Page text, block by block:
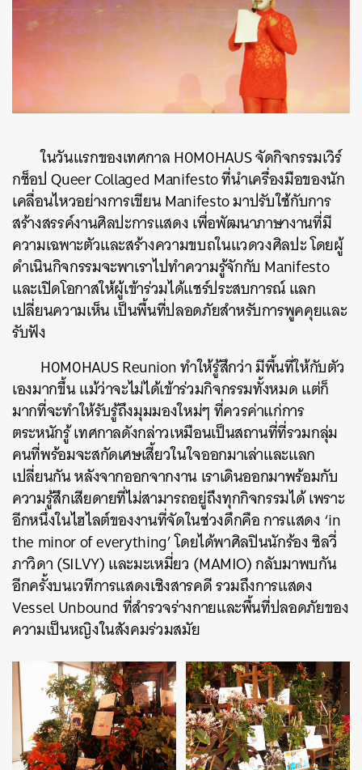
ในวันแรกของเทศกาล H0M0HAUS จัดกิจกรรมเวิร์
กช็อป Queer Collaged Manifesto ที่นำเครื่องมือของนัก
เคลื่อนไหวอย่างการเขียน Manifesto มาปรับใช้กับการ
สร้างสรรค์งานศิลปะการแสดง เพื่อพัฒนาภาษางานที่มี
ความเฉพาะตัวและสร้างความขบถในแวดวงศิลปะ โดยผู้
ดำเนินกิจกรรมจะพาเราไปทำความรู้จักกับ Manifesto
และเปิดโอกาสให้ผู้เข้าร่วมได้แชร์ประสบการณ์ แลก
เปลี่ยนความเห็น เป็นพื้นที่ปลอดภัยสำหรับการพูคคุยและ
รับฟัง
H0M0HAUS Reunion ทำให้รู้สึกว่า มีพื้นที่ให้กับตัว
เองมากขึ้น แม้ว่าจะไม่ได้เข้าร่วมกิจกรรมทั้งหมด แต่ก็
มากที่จะทำให้รับรู้ถึงมุมมองใหม่ๆ ที่ควรค่าแก่การ
ตระหนักรู้ เทศกาลดังกล่าวเหมือนเป็นสถานที่ที่รวมกลุ่ม
คนที่พร้อมจะสกัดเศษเสี้ยวในใจออกมาเล่าและแลก
เปลี่ยนกัน หลังจากออกจากงาน เราเดินออกมาพร้อมกับ
ความรู้สึกเสียดายที่ไม่สามารถอยู่ถึงทุกกิจกรรมได้ เพราะ
อีกหนึ่งในไฮไลต์ของงานที่จัดในช่วงดึกคือ การแสดง ‘in
the minor of everything’ โดยได้พาศิลปินนักร้อง ซิลวี่
ภาวิดา (SILVY) และมะเหมี่ยว (MAMIO) กลับมาพบกัน
อีกครั้งบนเวทีการแสดงเชิงสารคดี รวมถึงการแสดง
Vessel Unbound ที่สำรวจร่างกายและพื้นที่ปลอดภัยของ
ความเป็นหญิงในสังคมร่วมสมัย